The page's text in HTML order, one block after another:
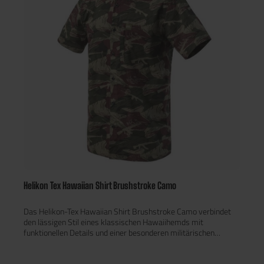
beim Knien oder Bücken die Nierenpartie geschützt. Ob auf dem
Airsoft-Spielfeld, beim Wandern oder im professionellen
Einsatz – die Classic Army Jacket überzeugt durch Komfort,
Funktionalität und Langlebigkeit.
Helikon Tex Hawaiian Shirt Brushstroke Camo
Das Helikon-Tex Hawaiian Shirt Brushstroke Camo verbindet
den lässigen Stil eines klassischen Hawaiihemds mit
funktionellen Details und einer besonderen militärischen